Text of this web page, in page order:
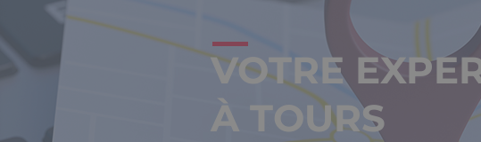
VOTRE
À TOURS